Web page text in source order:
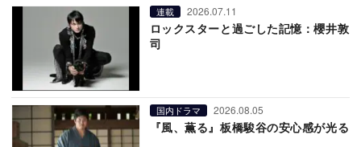
連載 2026.07.11
ロックスターと過ごした記憶：櫻井敦
司
国内ドラマ 2026.08.05
『風、薫る』板橋駿谷の安心感が光る